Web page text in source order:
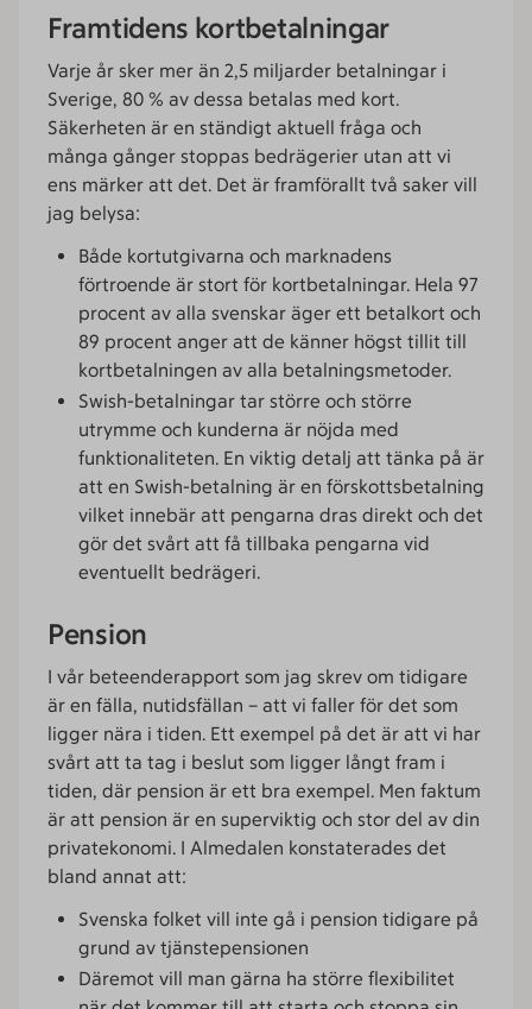
Framtidens kortbetalningar
Varje år sker mer än 2,5 miljarder betalningar i
Sverige, 80 % av dessa betalas med kort.
Säkerheten är en ständigt aktuell fråga och
många gånger stoppas bedrägerier utan att vi
ens märker att det. Det är framförallt två saker vill
jag belysa:
Både kortutgivarna och marknadens
förtroende är stort för kortbetalningar. Hela 97
procent av alla svenskar äger ett betalkort och
89 procent anger att de känner högst tillit till
kortbetalningen av alla betalningsmetoder.
Swish-betalningar tar större och större
utrymme och kunderna är nöjda med
funktionaliteten. En viktig detalj att tänka på är
att en Swish-betalning är en förskottsbetalning
vilket innebär att pengarna dras direkt och det
gör det svårt att få tillbaka pengarna vid
eventuellt bedrägeri.
Pension
I vår beteenderapport som jag skrev om tidigare
är en fälla, nutidsfällan – att vi faller för det som
ligger nära i tiden. Ett exempel på det är att vi har
svårt att ta tag i beslut som ligger långt fram i
tiden, där pension är ett bra exempel. Men faktum
är att pension är en superviktig och stor del av din
privatekonomi. I Almedalen konstaterades det
bland annat att:
Svenska folket vill inte gå i pension tidigare på
grund av tjänstepensionen
Däremot vill man gärna ha större flexibilitet